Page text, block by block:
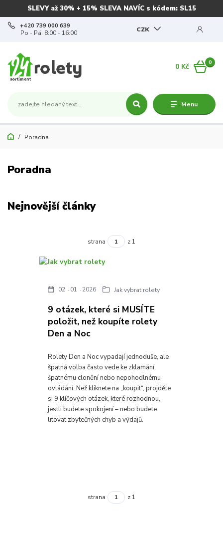
SLEVY až 30% + 15% SLEVA NAVÍC s kódem: SL15
Menu
CZK
+420 739 000 639
Po - Pá: 8:00 - 16:00
0
0 Kč
Poradna
Poradna
Nejnovější články
strana z 1
9 otázek, které si MUSÍTE
položit, než koupíte rolety
Den a Noc
02 01 2026 Jak vybrat rolety
Rolety Den a Noc vypadají jednoduše, ale
špatná volba často vede ke zklamání,
špatnému clonění nebo nepohodlnému
ovládání. Než kliknete na „koupit“, projděte
si 9 klíčových otázek, které rozhodnou,
jestli budete spokojení – nebo budete
litovat zbytečných chyb a výdajů.
strana z 1